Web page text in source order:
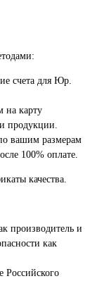
счета для Юр.
на карту
продукции.
вашим размерам
100% оплате.
качества.
производитель и
как
Российского